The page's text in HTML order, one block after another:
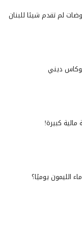
ديني
مالية كبيرة!
الليمون يوميًا؟